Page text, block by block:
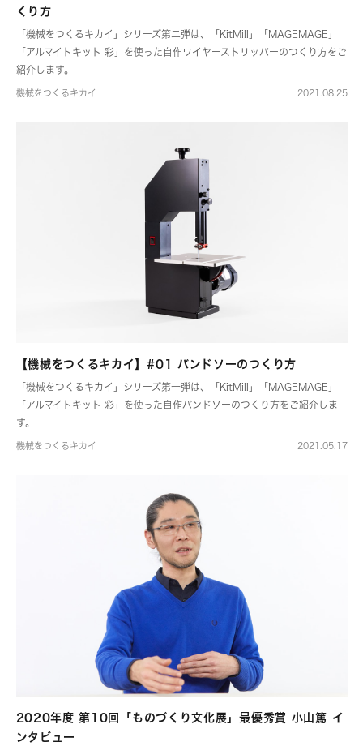
くり方
「機械をつくるキカイ」シリーズ第二弾は、「KitMill」「MAGEMAGE」
「アルマイトキット 彩」を使った自作ワイヤーストリッパーのつくり方をご
紹介します。
機械をつくるキカイ 2021.08.25
【機械をつくるキカイ】#01 バンドソーのつくり方
「機械をつくるキカイ」シリーズ第一弾は、「KitMill」「MAGEMAGE」
「アルマイトキット 彩」を使った自作バンドソーのつくり方をご紹介しま
す。
機械をつくるキカイ 2021.05.17
2020年度 第10回「ものづくり文化展」最優秀賞 小山篤 イ
ンタビュー